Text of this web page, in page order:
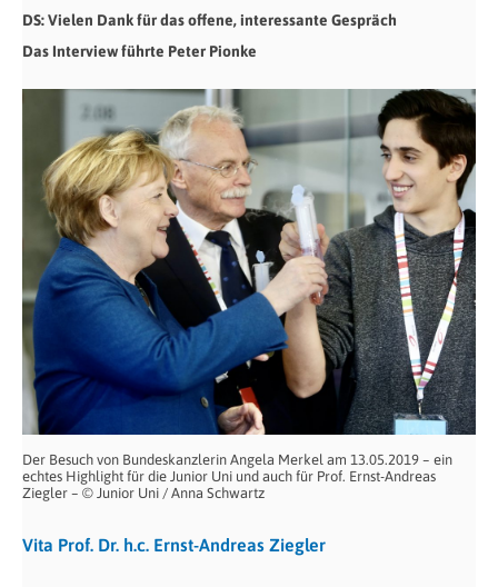
DS: Vielen Dank für das offene, interessante Gespräch
Das Interview führte Peter Pionke
Der Besuch von Bundeskanzlerin Angela Merkel am 13.05.2019 – ein
echtes Highlight für die Junior Uni und auch für Prof. Ernst-Andreas
Ziegler – © Junior Uni / Anna Schwartz
Vita Prof. Dr. h.c. Ernst-Andreas Ziegler